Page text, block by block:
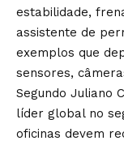
estabilidade,
assistente de
exemplos que
sensores,
Segundo Juliano
líder global no
oficinas devem